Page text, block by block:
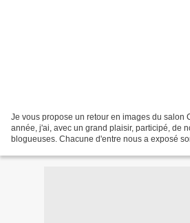
Je vous propose un retour en images du salon
année, j'ai, avec un grand plaisir, participé, de
blogueuses. Chacune d'entre nous a exposé